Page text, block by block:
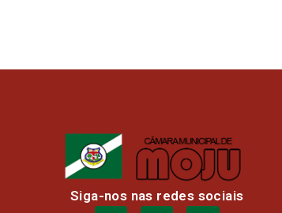
Siga-nos nas redes sociais